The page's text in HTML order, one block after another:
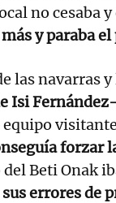
no cesaba y
y paraba
las navarras y
Isi
forzar
Beti Onak
errores de